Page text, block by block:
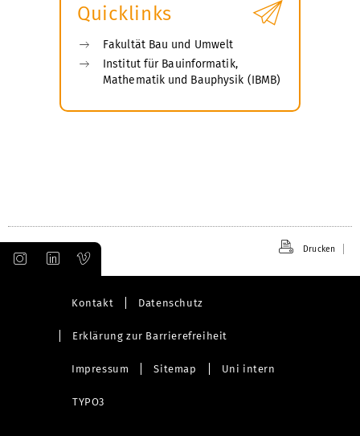
Quicklinks
Fakultät Bau und Umwelt
Institut für Bauinformatik,
Mathematik und Bauphysik (IBMB)
Drucken
Kontakt Datenschutz
Erklärung zur Barrierefreiheit
Impressum Sitemap Uni intern
TYPO3